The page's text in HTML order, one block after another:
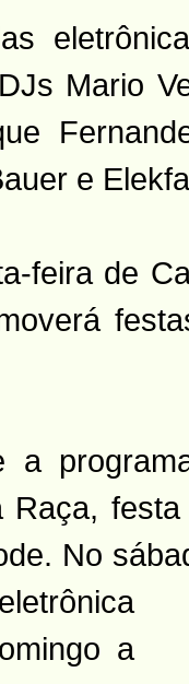
Mario
e
feira de
a
Raça,
No
a